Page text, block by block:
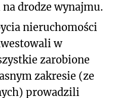
drodze wynajmu.
nieruchomości
w
zarobione
zakresie (ze
prowadzili